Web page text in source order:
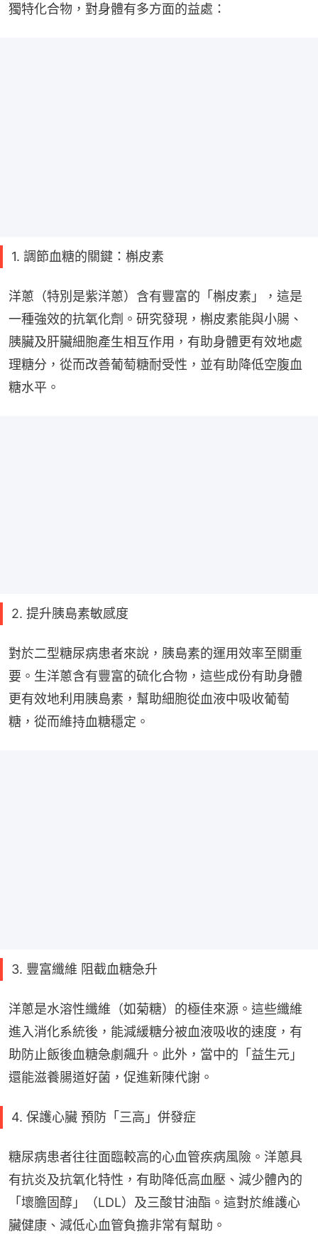
獨特化合物，對身體有多方面的益處：
1. 調節血糖的關鍵：槲皮素
洋蔥（特別是紫洋蔥）含有豐富的「槲皮素」，這是
一種強效的抗氧化劑。研究發現，槲皮素能與小腸、
胰臟及肝臟細胞產生相互作用，有助身體更有效地處
理糖分，從而改善葡萄糖耐受性，並有助降低空腹血
糖水平。
2. 提升胰島素敏感度
對於二型糖尿病患者來說，胰島素的運用效率至關重
要。生洋蔥含有豐富的硫化合物，這些成份有助身體
更有效地利用胰島素，幫助細胞從血液中吸收葡萄
糖，從而維持血糖穩定。
3. 豐富纖維 阻截血糖急升
洋蔥是水溶性纖維（如菊糖）的極佳來源。這些纖維
進入消化系統後，能減緩糖分被血液吸收的速度，有
助防止飯後血糖急劇飆升。此外，當中的「益生元」
還能滋養腸道好菌，促進新陳代謝。
4. 保護心臟 預防「三高」併發症
糖尿病患者往往面臨較高的心血管疾病風險。洋蔥具
有抗炎及抗氧化特性，有助降低高血壓、減少體內的
「壞膽固醇」（LDL）及三酸甘油酯。這對於維護心
臟健康、減低心血管負擔非常有幫助。